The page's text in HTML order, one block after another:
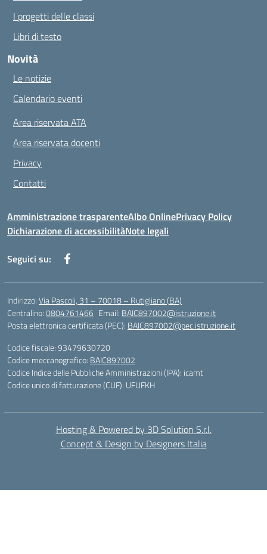
I progetti delle classi
Libri di testo
Novità
Le notizie
Calendario eventi
Area riservata ATA
Area riservata docenti
Privacy
Contatti
Amministrazione trasparenteAlbo OnlinePrivacy Policy
Dichiarazione di accessibilitàNote legali
Seguici su:
Indirizzo:Via Pascoli, 31 – 70018 – Rutigliano (BA)
Centralino:0804761466 Email: BAIC897002@istruzione.it
Posta elettronica certificata (PEC): BAIC897002@pec.istruzione.it
Codice fiscale: 93479630720
Codice meccanografico: BAIC897002
Codice Indice delle Pubbliche Amministrazioni (IPA): icamt
Codice unico di fatturazione (CUF): UFUFKH
Hosting & Powered by 3D Solution S.r.l.
Concept & Design by Designers Italia